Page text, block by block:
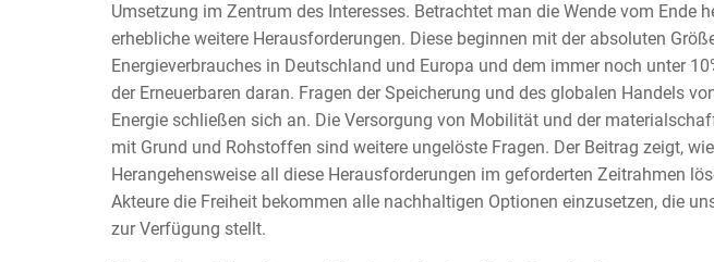
Umsetzung im Zentrum des Interesses. Betrachtet man die Wende vom Ende
erhebliche weitere Herausforderungen. Diese beginnen mit der absoluten
Energieverbrauches in Deutschland und Europa und dem immer noch unter
der Erneuerbaren daran. Fragen der Speicherung und des globalen Handels
Energie schließen sich an. Die Versorgung von Mobilität und der
mit Grund und Rohstoffen sind weitere ungelöste Fragen. Der Beitrag zeigt,
Herangehensweise all diese Herausforderungen im geforderten Zeitrahmen
Akteure die Freiheit bekommen alle nachhaltigen Optionen einzusetzen, die
zur Verfügung stellt.